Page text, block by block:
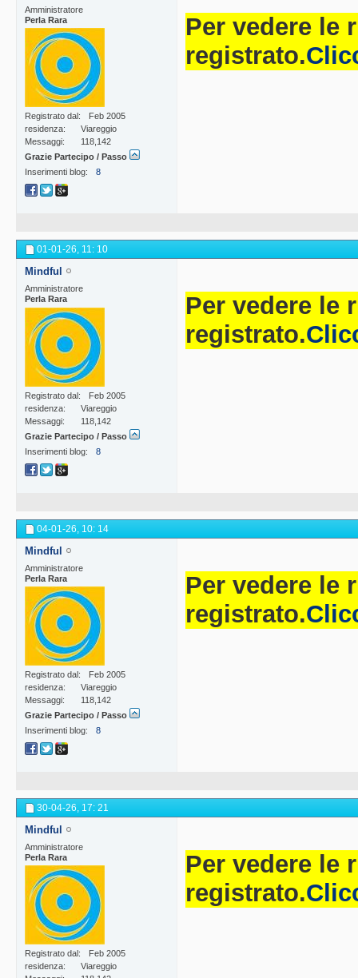
Amministratore
Perla Rara
Registrato dal
Feb 2005
residenza
Viareggio
Messaggi
118,142
Grazie Partecipo / Passo
Inserimenti blog
8
Per vedere le
registrato.
01-01-26, 11: 10
Mindful
Amministratore
Perla Rara
Registrato dal
Feb 2005
residenza
Viareggio
Messaggi
118,142
Grazie Partecipo / Passo
Inserimenti blog
8
Per vedere le
registrato.
04-01-26, 10: 14
Mindful
Amministratore
Perla Rara
Registrato dal
Feb 2005
residenza
Viareggio
Messaggi
118,142
Grazie Partecipo / Passo
Inserimenti blog
8
Per vedere le
registrato.
30-04-26, 17: 21
Mindful
Amministratore
Perla Rara
Registrato dal
Feb 2005
residenza
Viareggio
Per vedere le
registrato.